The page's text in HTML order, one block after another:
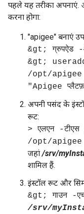
पहले यह तरीका अपनाएं.
करना होगा:
"apigee" बनाएं
&gt; ग्रुपऐड -
&gt;
/opt/
"Apigee
अपनी पसंद के
रूट:
> एलएन -टीएस
/opt/apigee
जहां/srv/
शामिल हैं.
इंस्टॉल रूट और
&gt; गाउन -
/srv/